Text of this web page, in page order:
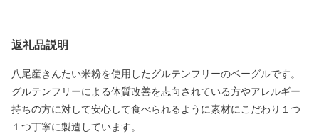
返礼品説明
八尾産きんたい米粉を使用したグルテンフリーのベーグルです。
グルテンフリーによる体質改善を志向されている方やアレルギー
持ちの方に対して安心して食べられるように素材にこだわり１つ
１つ丁寧に製造しています。